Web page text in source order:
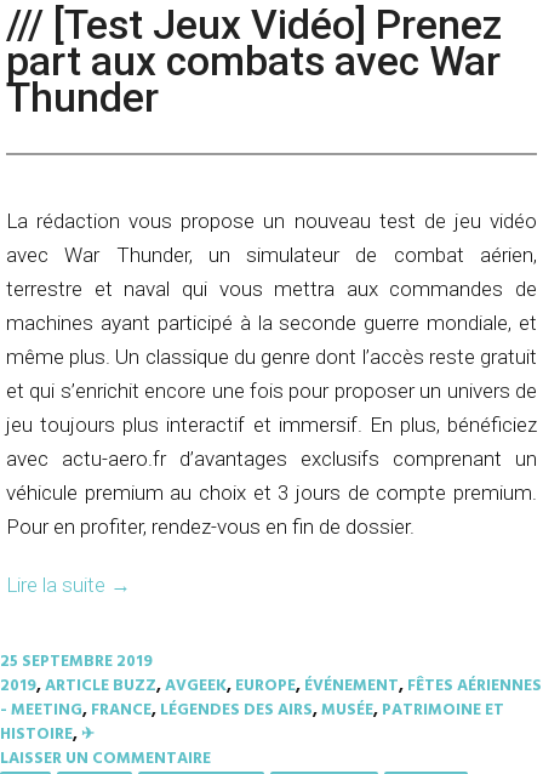
/// [Test Jeux Vidéo] Prenez
part aux combats avec War
Thunder
La rédaction vous propose un nouveau test de jeu vidéo
avec War Thunder, un simulateur de combat aérien,
terrestre et naval qui vous mettra aux commandes de
machines ayant participé à la seconde guerre mondiale, et
même plus. Un classique du genre dont l’accès reste gratuit
et qui s’enrichit encore une fois pour proposer un univers de
jeu toujours plus interactif et immersif. En plus, bénéficiez
avec actu-aero.fr d’avantages exclusifs comprenant un
véhicule premium au choix et 3 jours de compte premium.
Pour en profiter, rendez-vous en fin de dossier.
Lire la suite →
25 SEPTEMBRE 2019
2019,ARTICLE BUZZ,AVGEEK,EUROPE,ÉVÉNEMENT,FÊTES AÉRIENNES
- MEETING,FRANCE,LÉGENDES DES AIRS,MUSÉE,PATRIMOINE ET
HISTOIRE,✈︎
LAISSER UN COMMENTAIRE